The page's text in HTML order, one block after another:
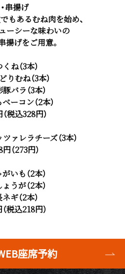
・串揚げ
もあるむね肉を始め、
ーシーな味わいの
揚げをご用意。
くね（3本）
りむね（3本）
豚バラ（3本）
ーコン（2本）
税込328円）
ァレラチーズ（3本）
（273円）
がいも（2本）
ょうが（2本）
ネギ（2本）
税込218円）
座席予約